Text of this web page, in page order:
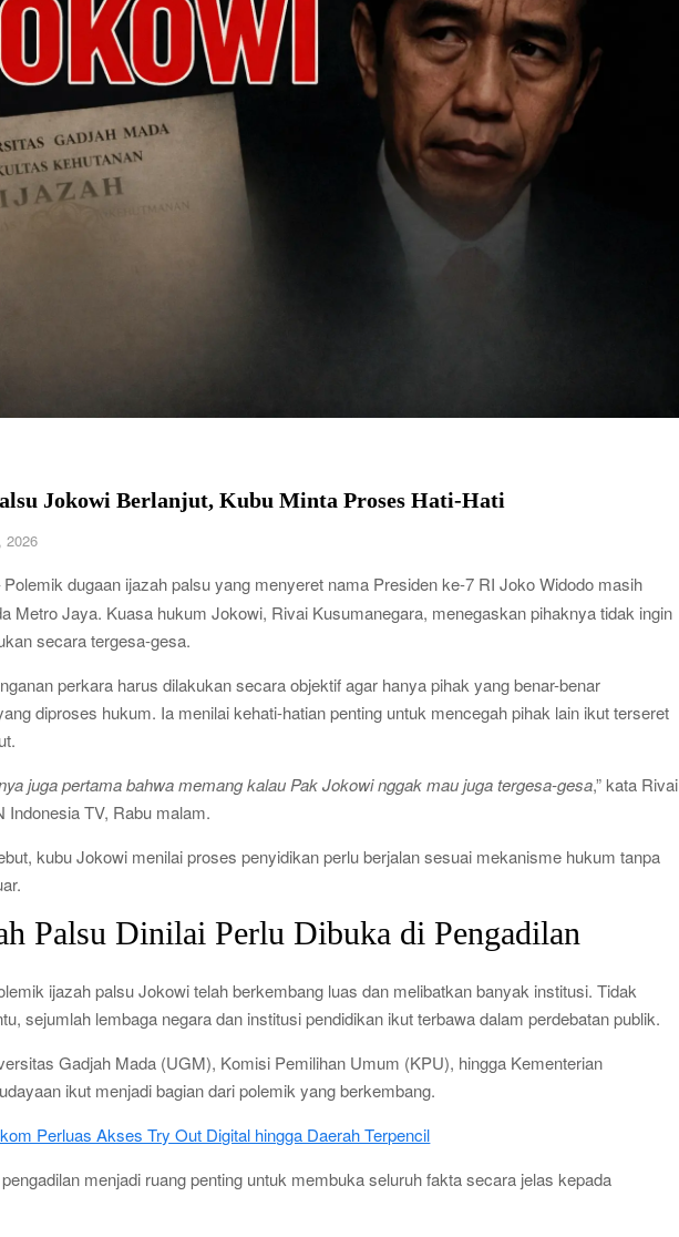
Tanggung Jawab Maskapai Saat Delay
2026 Tembus 4 Film Rp18 Triliun
Triliun Usai Hard Drive Film Hilang
Jokowi Berlanjut, Kubu Minta Proses Hati-Hati
2026
Polemik dugaan ijazah palsu yang menyeret nama Presiden ke-7 RI Joko Widodo masih
Metro Jaya. Kuasa hukum Jokowi, Rivai Kusumanegara, menegaskan pihaknya tidak ingin
secara tergesa-gesa.
perkara harus dilakukan secara objektif agar hanya pihak yang benar-benar
diproses hukum. Ia menilai kehati-hatian penting untuk mencegah pihak lain ikut terseret
juga pertama bahwa memang kalau Pak Jokowi nggak mau juga tergesa-gesa,” kata Rivai
Indonesia TV, Rabu malam.
kubu Jokowi menilai proses penyidikan perlu berjalan sesuai mekanisme hukum tanpa
Palsu Dinilai Perlu Dibuka di Pengadilan
ijazah palsu Jokowi telah berkembang luas dan melibatkan banyak institusi. Tidak
sejumlah lembaga negara dan institusi pendidikan ikut terbawa dalam perdebatan publik.
Gadjah Mada (UGM), Komisi Pemilihan Umum (KPU), hingga Kementerian
ikut menjadi bagian dari polemik yang berkembang.
Perluas Akses Try Out Digital hingga Daerah Terpencil
menjadi ruang penting untuk membuka seluruh fakta secara jelas kepada